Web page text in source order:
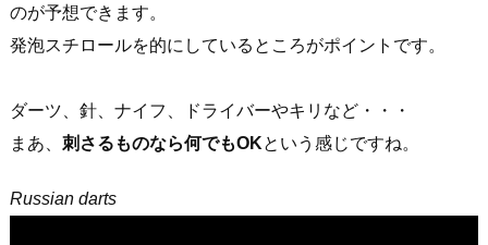
のが予想できます。
発泡スチロールを的にしているところがポイントです。
ダーツ、針、ナイフ、ドライバーやキリなど・・・
まあ、 刺さるものなら何でもOKという感じですね。
Russian darts